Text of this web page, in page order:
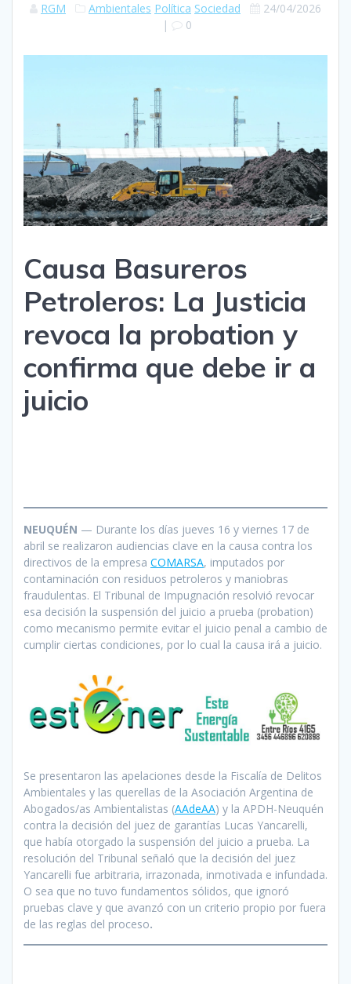
RGM Ambientales Política Sociedad
24/04/2026
|
0
Causa Basureros
Petroleros: La Justicia
revoca la probation y
confirma que debe ir a
juicio
NEUQUÉN — Durante los días jueves 16 y viernes 17 de
abril se realizaron audiencias clave en la causa contra los
directivos de la empresa COMARSA, imputados por
contaminación con residuos petroleros y maniobras
fraudulentas. El Tribunal de Impugnación resolvió revocar
esa decisión la suspensión del juicio a prueba (probation)
como mecanismo permite evitar el juicio penal a cambio de
cumplir ciertas condiciones, por lo cual la causa irá a juicio.
Se presentaron las apelaciones desde la Fiscalía de Delitos
Ambientales y las querellas de la Asociación Argentina de
Abogados/as Ambientalistas (AAdeAA) y la APDH-Neuquén
contra la decisión del juez de garantías Lucas Yancarelli,
que había otorgado la suspensión del juicio a prueba. La
resolución del Tribunal señaló que la decisión del juez
Yancarelli fue arbitraria, irrazonada, inmotivada e infundada.
O sea que no tuvo fundamentos sólidos, que ignoró
pruebas clave y que avanzó con un criterio propio por fuera
de las reglas del proceso.